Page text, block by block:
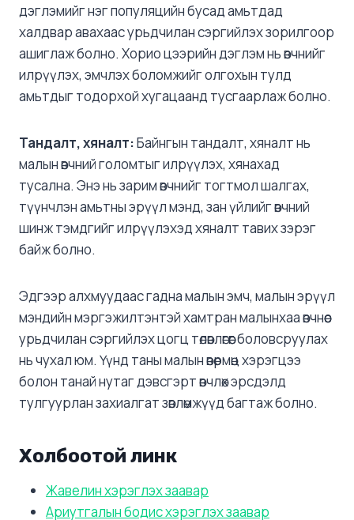
дэглэмийг нэг популяцийн бусад амьтдад
халдвар авахаас урьдчилан сэргийлэх зорилгоор
ашиглаж болно. Хорио цээрийн дэглэм нь өвчнийг
илрүүлэх, эмчлэх боломжийг олгохын тулд
амьтдыг тодорхой хугацаанд тусгаарлаж болно.
Тандалт, хяналт:Байнгын тандалт, хяналт нь
малын өвчний голомтыг илрүүлэх, хянахад
тусална. Энэ нь зарим өвчнийг тогтмол шалгах,
түүнчлэн амьтны эрүүл мэнд, зан үйлийг өвчний
шинж тэмдгийг илрүүлэхэд хяналт тавих зэрэг
байж болно.
Эдгээр алхмуудаас гадна малын эмч, малын эрүүл
мэндийн мэргэжилтэнтэй хамтран малынхаа өвчнөөс
урьдчилан сэргийлэх цогц төлөвлөгөөг боловсруулах
нь чухал юм. Үүнд таны малын өвөрмөц хэрэгцээ
болон танай нутаг дэвсгэрт өвчлөх эрсдэлд
тулгуурлан захиалгат зөвлөмжүүд багтаж болно.
Холбоотой линк
Жавелин хэрэглэх заавар
Ариутгалын бодис хэрэглэх заавар